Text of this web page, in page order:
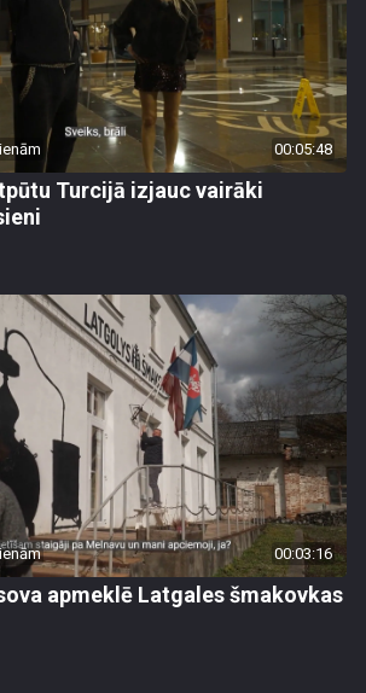
00:05:48
Turcijā izjauc vairāki
00:03:16
apmeklē Latgales šmakovkas